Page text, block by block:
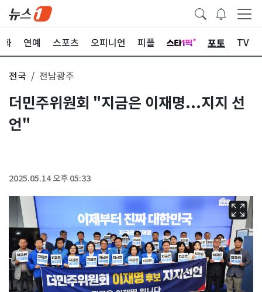
화 연예 스포츠 오피니언 피플 포토 TV
전국 전남광주
더민주위원회 "지금은 이재명...지지 선
언"
2025.05.14 오후 05:33